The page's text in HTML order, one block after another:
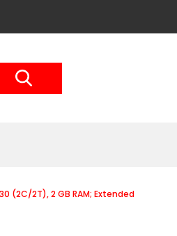
(2C/2T), 2 GB RAM; Extended